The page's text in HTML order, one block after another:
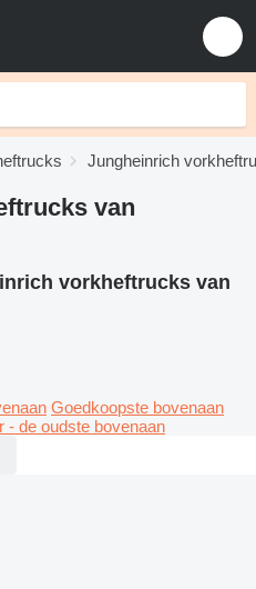
Jungheinrich
van
vorkheftrucks van
Goedkoopste bovenaan
- de oudste bovenaan